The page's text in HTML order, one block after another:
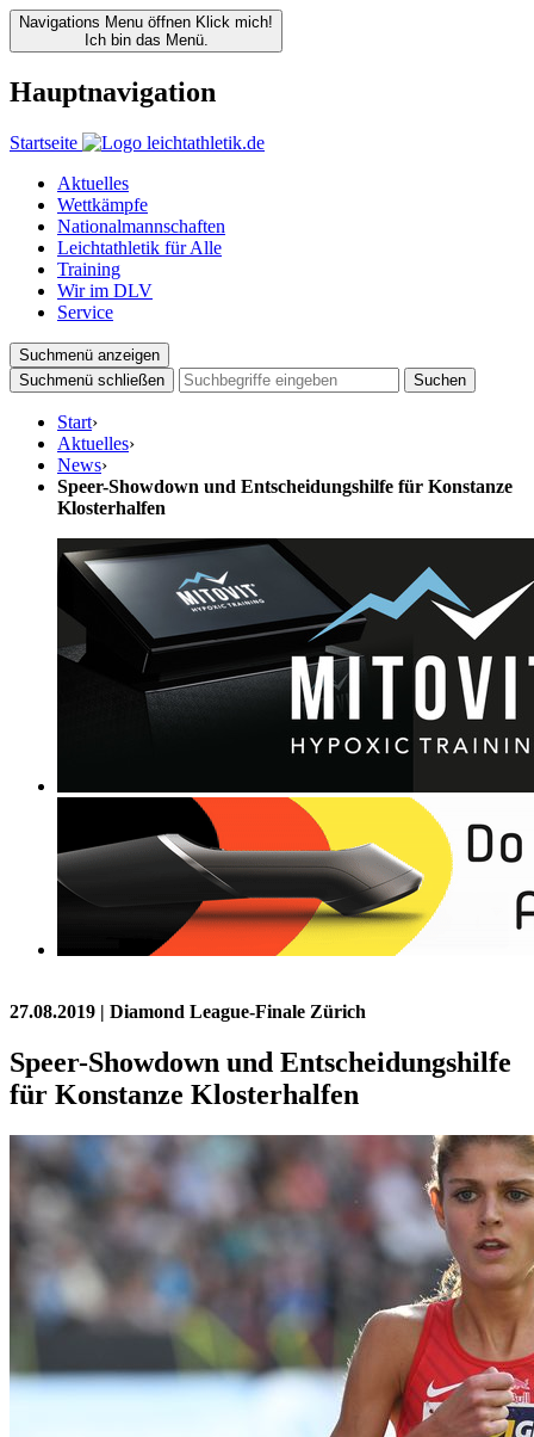
Navigations Menu öffnen Klick mich!
Ich bin das Menü.
Hauptnavigation
Startseite
Aktuelles
Wettkämpfe
Nationalmannschaften
Leichtathletik für Alle
Training
Wir im DLV
Service
Suchmenü anzeigen
Suchmenü schließen
Suchen
Start›
Aktuelles›
News›
Speer-Showdown und Entscheidungshilfe für Konstanze
Klosterhalfen
27.08.2019 | Diamond League-Finale Zürich
Speer-Showdown und Entscheidungshilfe
für Konstanze Klosterhalfen